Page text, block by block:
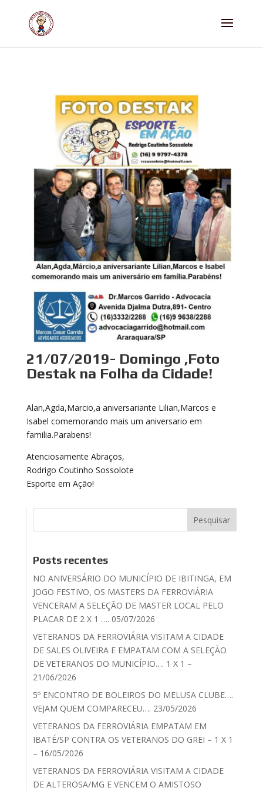
21/07/2019- Domingo ,Foto
Destak na Folha da Cidade!
Alan,Agda,Marcio,a aniversariante Lilian,Marcos e
Isabel comemorando mais um aniversario em
familia.Parabens!
Atenciosamente Abraços,
Rodrigo Coutinho Sossolote
Esporte em Ação!
Posts recentes
NO ANIVERSÁRIO DO MUNICÍPIO DE IBITINGA, EM
JOGO FESTIVO, OS MASTERS DA FERROVIÁRIA
VENCERAM A SELEÇÃO DE MASTER LOCAL PELO
PLACAR DE 2 X 1 …. 05/07/2026
VETERANOS DA FERROVIÁRIA VISITAM A CIDADE
DE SALES OLIVEIRA E EMPATAM COM A SELEÇÃO
DE VETERANOS DO MUNICÍPIO…. 1 X 1 –
21/06/2026
5º ENCONTRO DE BOLEIROS DO MELUSA CLUBE….
VEJAM QUEM COMPARECEU…. 23/05/2026
VETERANOS DA FERROVIÁRIA EMPATAM EM
IBATÉ/SP CONTRA OS VETERANOS DO GREI – 1 X 1
– 16/05/2026
VETERANOS DA FERROVIÁRIA VISITAM A CIDADE
DE ALTEROSA/MG E VENCEM O AMISTOSO